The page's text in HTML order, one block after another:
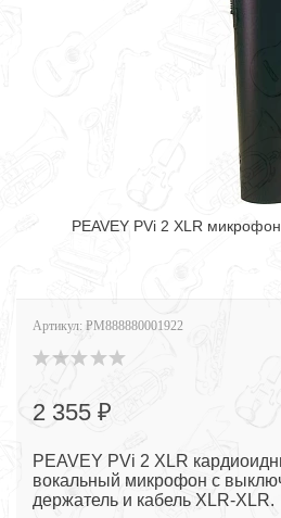
PEAVEY PVi 2 XLR
Артикул: PM888880001922
2 355 ₽
PEAVEY PVi 2 XLR
вокальный микрофон с
держатель и кабель XLR-XLR.